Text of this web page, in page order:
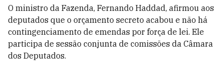
O ministro da Fazenda, Fernando Haddad, afirmou aos
deputados que o orçamento secreto acabou e não há
contingenciamento de emendas por força de lei. Ele
participa de sessão conjunta de comissões da Câmara
dos Deputados.